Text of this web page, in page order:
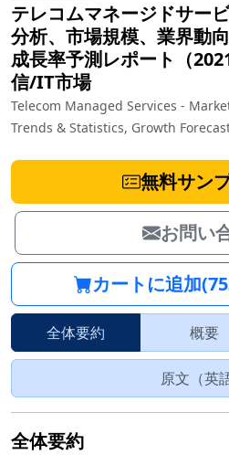
テレコムマネージドサー
分析、市場規模、業界動
成長率予測レポート（
信/IT市場
Telecom Managed Services -
Trends & Statistics, Growth
無料サン
お問い
カートに追加
全体要約 概要
原文（英
全体要約